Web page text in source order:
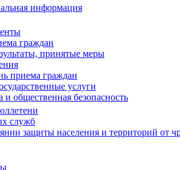
информация
граждан
принятые меры
приема граждан
услуги
и общественная безопасность
служб
защиты населения и территорий от